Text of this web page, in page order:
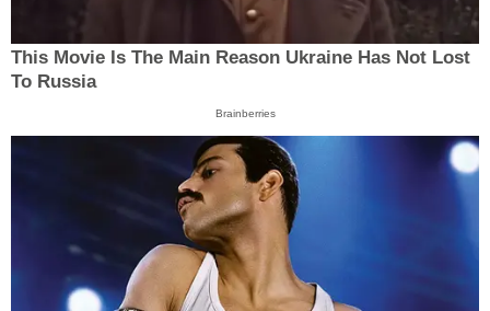
This Movie Is The Main Reason Ukraine Has Not Lost
To Russia
Brainberries